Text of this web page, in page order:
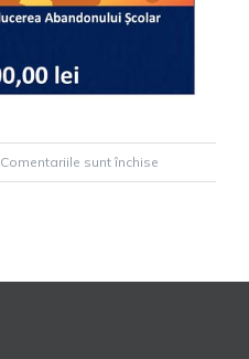
Comentariile sunt închise
Școala